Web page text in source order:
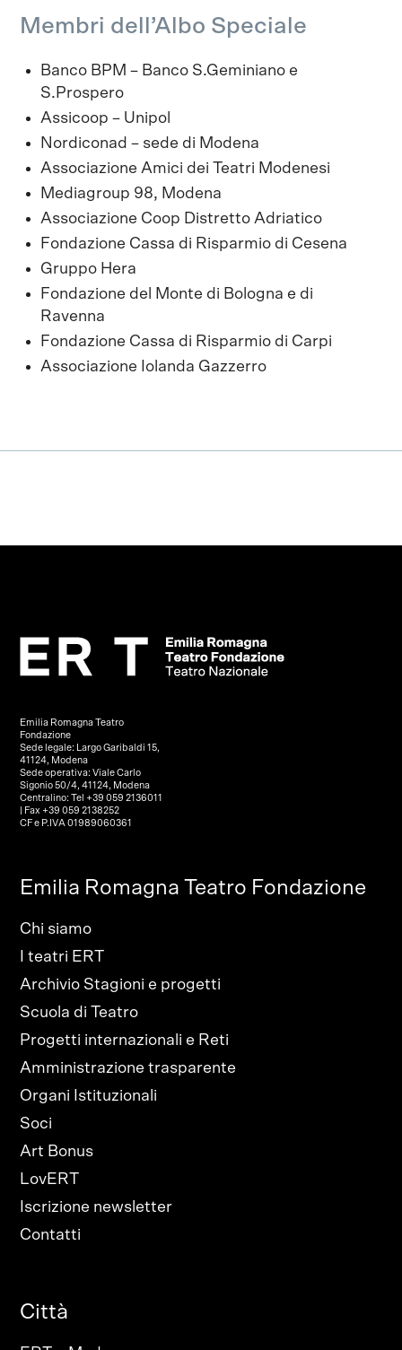
Membri dell’Albo Speciale
Banco BPM – Banco S.Geminiano e
S.Prospero
Assicoop – Unipol
Nordiconad – sede di Modena
Associazione Amici dei Teatri Modenesi
Mediagroup 98, Modena
Associazione Coop Distretto Adriatico
Fondazione Cassa di Risparmio di Cesena
Gruppo Hera
Fondazione del Monte di Bologna e di
Ravenna
Fondazione Cassa di Risparmio di Carpi
Associazione Iolanda Gazzerro
Emilia Romagna Teatro
Fondazione
Sede legale: Largo Garibaldi 15,
41124, Modena
Sede operativa: Viale Carlo
Sigonio 50/4, 41124, Modena
Centralino: Tel +39 059 2136011
| Fax +39 059 2138252
CF e P.IVA 01989060361
Emilia Romagna Teatro Fondazione
Chi siamo
I teatri ERT
Archivio Stagioni e progetti
Scuola di Teatro
Progetti internazionali e Reti
Amministrazione trasparente
Organi Istituzionali
Soci
Art Bonus
LovERT
Iscrizione newsletter
Contatti
Città